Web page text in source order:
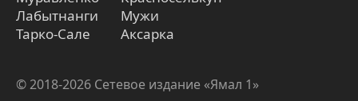
Лабытнанги
Тарко-Сале
Мужи
Аксарка
© 2018-2026 Сетевое издание «Ямал 1»